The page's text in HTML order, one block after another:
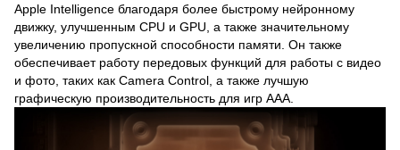
Apple Intelligence благодаря более быстрому нейронному
движку, улучшенным CPU и GPU, а также значительному
увеличению пропускной способности памяти. Он также
обеспечивает работу передовых функций для работы с видео
и фото, таких как Camera Control, а также лучшую
графическую производительность для игр AAA.